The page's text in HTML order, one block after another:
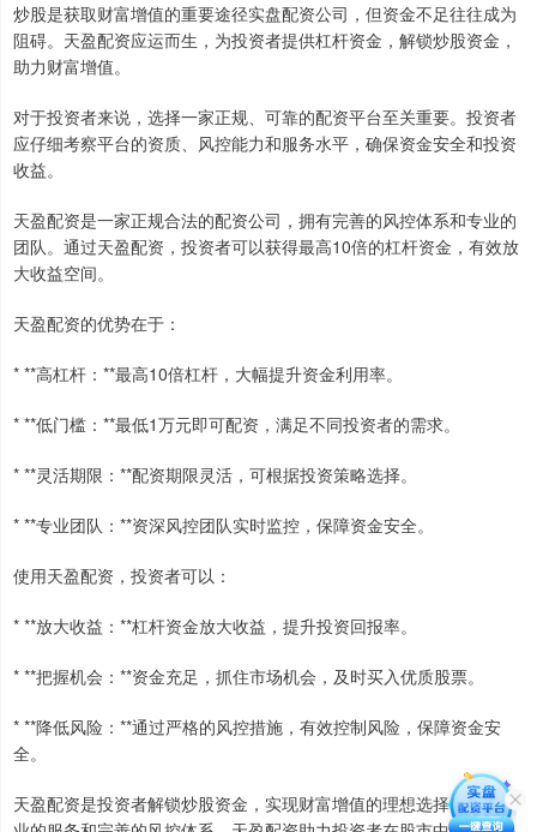
炒股是获取财富增值的重要途径实盘配资公司，但资金不足往往成为
阻碍。天盈配资应运而生，为投资者提供杠杆资金，解锁炒股资金，
助力财富增值。
对于投资者来说，选择一家正规、可靠的配资平台至关重要。投资者
应仔细考察平台的资质、风控能力和服务水平，确保资金安全和投资
收益。
天盈配资是一家正规合法的配资公司，拥有完善的风控体系和专业的
团队。通过天盈配资，投资者可以获得最高10倍的杠杆资金，有效放
大收益空间。
天盈配资的优势在于：
* **高杠杆：**最高10倍杠杆，大幅提升资金利用率。
* **低门槛：**最低1万元即可配资，满足不同投资者的需求。
* **灵活期限：**配资期限灵活，可根据投资策略选择。
* **专业团队：**资深风控团队实时监控，保障资金安全。
使用天盈配资，投资者可以：
* **放大收益：**杠杆资金放大收益，提升投资回报率。
* **把握机会：**资金充足，抓住市场机会，及时买入优质股票。
* **降低风险：**通过严格的风控措施，有效控制风险，保障资金安
全。
天盈配资是投资者解锁炒股资金，实现财富增值的理想选择。通过专